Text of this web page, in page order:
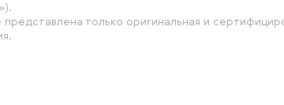
представлена только оригинальная и